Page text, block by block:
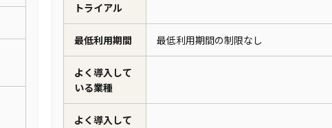
トライアル
最低利用期間 最低利用期間の制限なし
よく導入して
いる業種
よく導入して